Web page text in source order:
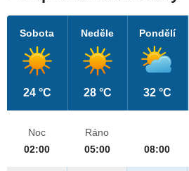
Sobota
24 °C
Neděle
28 °C
Pondělí
32 °C
Noc
02:00
Ráno
05:00
08:00